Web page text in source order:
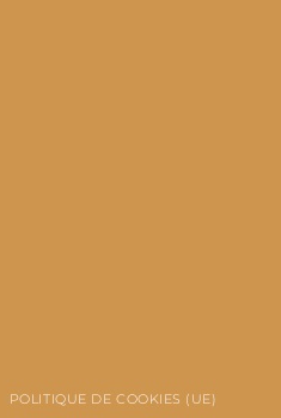
POLITIQUE DE COOKIES (UE)